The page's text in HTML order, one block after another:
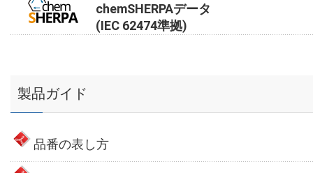
chemSHERPAデータ
(IEC 62474準拠)
製品ガイド
品番の表し方